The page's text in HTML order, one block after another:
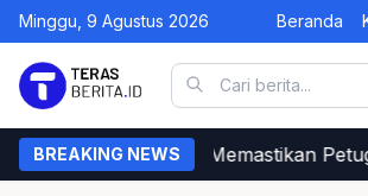
Minggu, 9 Agustus 2026 Beranda
BREAKING NEWS
Begini Cara Warga Memastikan